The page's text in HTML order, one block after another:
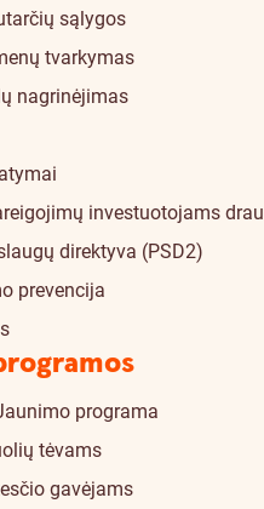
sąlygos
tvarkymas
nagrinėjimas
investuotojams
direktyva (PSD2)
prevencija
programa
tėvams
gavėjams